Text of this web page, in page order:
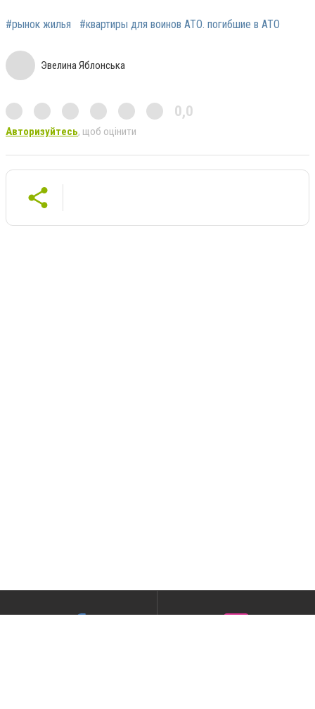
#рынок жилья #квартиры для воинов АТО. погибшие в АТО
Эвелина Яблонська
0,0
Авторизуйтесь, щоб оцінити